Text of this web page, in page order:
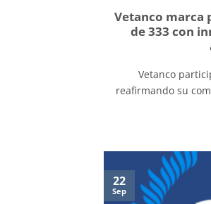
Vetanco marca
de 333 con
Vetanco
reafirmando su
22
Sep